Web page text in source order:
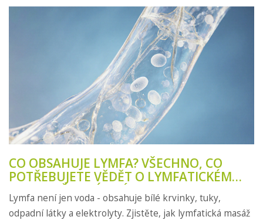
CO OBSAHUJE LYMFA? VŠECHNO, CO
POTŘEBUJETE VĚDĚT O LYMFATICKÉM
TEKUTINĚ A JEJÍM VÝZNAMU
Lymfa není jen voda - obsahuje bílé krvinky, tuky,
odpadní látky a elektrolyty. Zjistěte, jak lymfatická masáž